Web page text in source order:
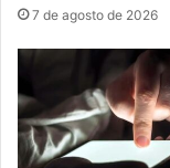
7 de agosto de 2026